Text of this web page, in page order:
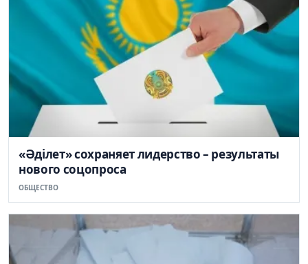
«Әділет» сохраняет лидерство – результаты
нового соцопроса
ОБЩЕСТВО